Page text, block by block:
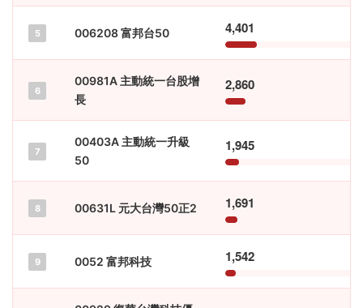
5 006208 富邦台50 4,401
6
00981A 主動統一台股增
長
2,860
7
00403A 主動統一升級
50
1,945
8 00631L 元大台灣50正2 1,691
9 0052 富邦科技 1,542